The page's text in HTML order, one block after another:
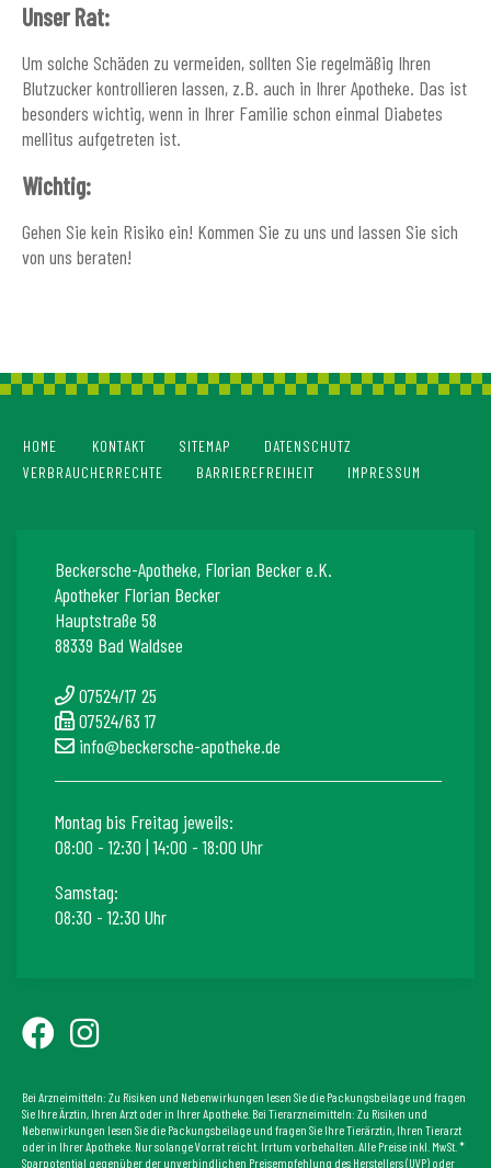
Unser Rat:
Um solche Schäden zu vermeiden, sollten Sie regelmäßig Ihren
Blutzucker kontrollieren lassen, z.B. auch in Ihrer Apotheke. Das ist
besonders wichtig, wenn in Ihrer Familie schon einmal Diabetes
mellitus aufgetreten ist.
Wichtig:
Gehen Sie kein Risiko ein! Kommen Sie zu uns und lassen Sie sich
von uns beraten!
HOME KONTAKT SITEMAP
DATENSCHUTZ
VERBRAUCHERRECHTE
BARRIEREFREIHEIT IMPRESSUM
Beckersche-Apotheke, Florian Becker e.K.
Apotheker Florian Becker
Hauptstraße 58
88339 Bad Waldsee
07524/17 25
07524/63 17
info@beckersche-apotheke.de
Montag bis Freitag jeweils:
08:00 - 12:30 | 14:00 - 18:00 Uhr
Samstag:
08:30 - 12:30 Uhr
Bei Arzneimitteln: Zu Risiken und Nebenwirkungen lesen Sie die Packungsbeilage und fragen
Sie Ihre Ärztin, Ihren Arzt oder in Ihrer Apotheke. Bei Tierarzneimitteln: Zu Risiken und
Nebenwirkungen lesen Sie die Packungsbeilage und fragen Sie Ihre Tierärztin, Ihren Tierarzt
oder in Ihrer Apotheke. Nur solange Vorrat reicht. Irrtum vorbehalten. Alle Preise inkl. MwSt. *
Sparpotential gegenüber der unverbindlichen Preisempfehlung des Herstellers (UVP) oder